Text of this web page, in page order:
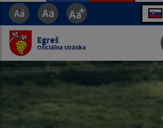
Egreš
Oficiálna stránka